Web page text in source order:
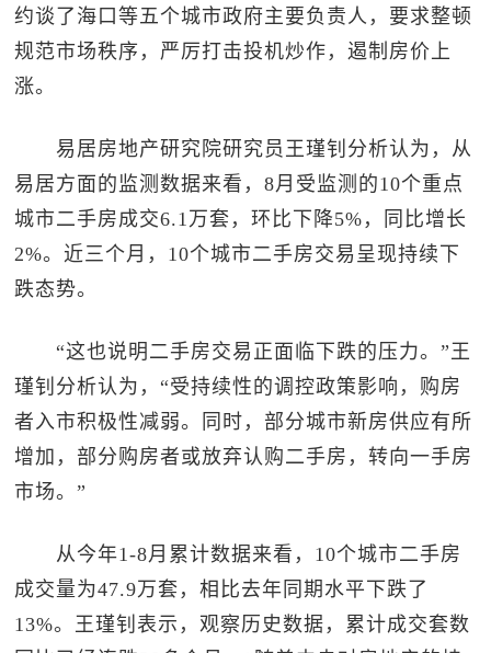
约谈了海口等五个城市政府主要负责人，要求整顿
规范市场秩序，严厉打击投机炒作，遏制房价上
涨。
易居房地产研究院研究员王瑾钊分析认为，从
易居方面的监测数据来看，8月受监测的10个重点
城市二手房成交6.1万套，环比下降5%，同比增长
2%。近三个月，10个城市二手房交易呈现持续下
跌态势。
“这也说明二手房交易正面临下跌的压力。”王
瑾钊分析认为，“受持续性的调控政策影响，购房
者入市积极性减弱。同时，部分城市新房供应有所
增加，部分购房者或放弃认购二手房，转向一手房
市场。”
从今年1-8月累计数据来看，10个城市二手房
成交量为47.9万套，相比去年同期水平下跌了
13%。王瑾钊表示，观察历史数据，累计成交套数